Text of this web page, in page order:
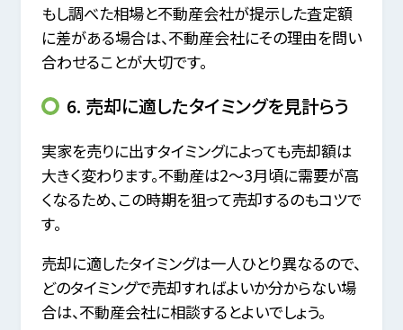
もし調べた相場と不動産会社が提示した査定額
に差がある場合は、不動産会社にその理由を問い
合わせることが大切です。
6. 売却に適したタイミングを見計らう
実家を売りに出すタイミングによっても売却額は
大きく変わります。不動産は2～3月頃に需要が高
くなるため、この時期を狙って売却するのもコツで
す。
売却に適したタイミングは一人ひとり異なるので、
どのタイミングで売却すればよいか分からない場
合は、不動産会社に相談するとよいでしょう。